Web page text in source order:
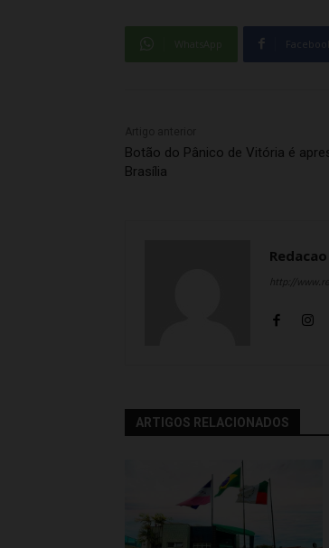
Facebook
Botão do Pânico de Vitória é
Brasília
Redacao
http://
ARTIGOS RELACIONADOS